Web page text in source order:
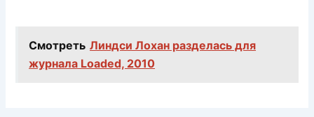
Смотреть Линдси Лохан разделась для
журнала Loaded, 2010